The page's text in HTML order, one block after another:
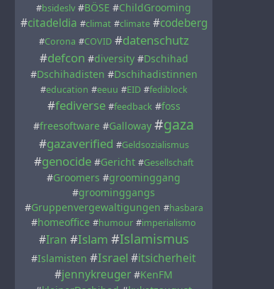
#bsideslv #BÖSE #ChildGrooming
#citadeldia #climat #climate #codeberg
#Corona #COVID #datenschutz
#defcon #diversity #Dschihad
#Dschihadisten #Dschihadistinnen
#education #eeuu #EID #fediblock
#fediverse #feedback #foss
#freesoftware #Galloway #gaza
#gazaverified #Geldsozialismus
#genocide #Gericht #Gesellschaft
#Groomers #groominggang
#groominggangs
#Gruppenvergewaltigungen #hasbara
#homeoffice #humour #imperialismo
#Iran #Islam #Islamismus
#Islamisten #Israel #itsicherheit
#jennykreuger #KenFM